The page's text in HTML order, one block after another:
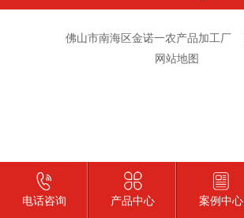
佛山市南海区金诺一农产品加工厂
网站地图
电话咨询 产品中心 案例中心